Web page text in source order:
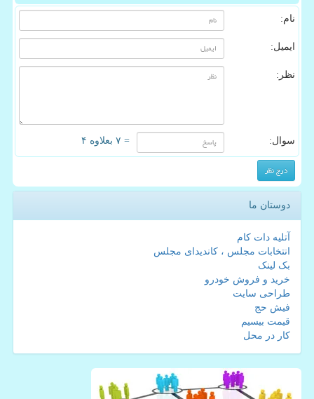
نام:
ایمیل:
نظر:
سوال: = ۷ بعلاوه ۴
دوستان ما
آتلیه دات کام
انتخابات مجلس ، کاندیدای مجلس
بک لینک
خرید و فروش خودرو
طراحی سایت
فیش حج
قیمت بیسیم
کار در محل